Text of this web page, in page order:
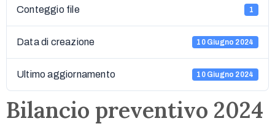
Conteggio file 1
Data di creazione 10 Giugno 2024
Ultimo aggiornamento 10 Giugno 2024
Bilancio preventivo 2024